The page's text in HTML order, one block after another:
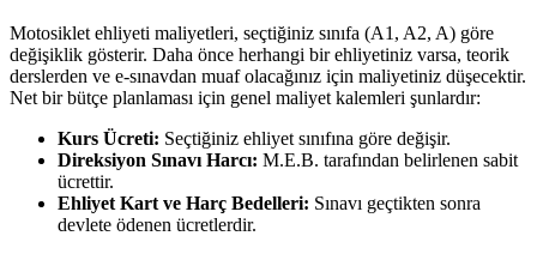
Motosiklet ehliyeti maliyetleri, seçtiğiniz sınıfa (A1, A2, A) göre
değişiklik gösterir. Daha önce herhangi bir ehliyetiniz varsa, teorik
derslerden ve e-sınavdan muaf olacağınız için maliyetiniz düşecektir.
Net bir bütçe planlaması için genel maliyet kalemleri şunlardır:
Kurs Ücreti: Seçtiğiniz ehliyet sınıfına göre değişir.
Direksiyon Sınavı Harcı: M.E.B. tarafından belirlenen sabit
ücrettir.
Ehliyet Kart ve Harç Bedelleri: Sınavı geçtikten sonra
devlete ödenen ücretlerdir.